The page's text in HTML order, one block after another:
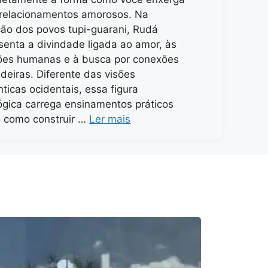
amorosos. Na
dos povos tupi-guarani, Rudá
a divindade ligada ao amor, às
humanas e à busca por conexões
Diferente das visões
ocidentais, essa figura
carrega ensinamentos práticos
como construir … Ler mais